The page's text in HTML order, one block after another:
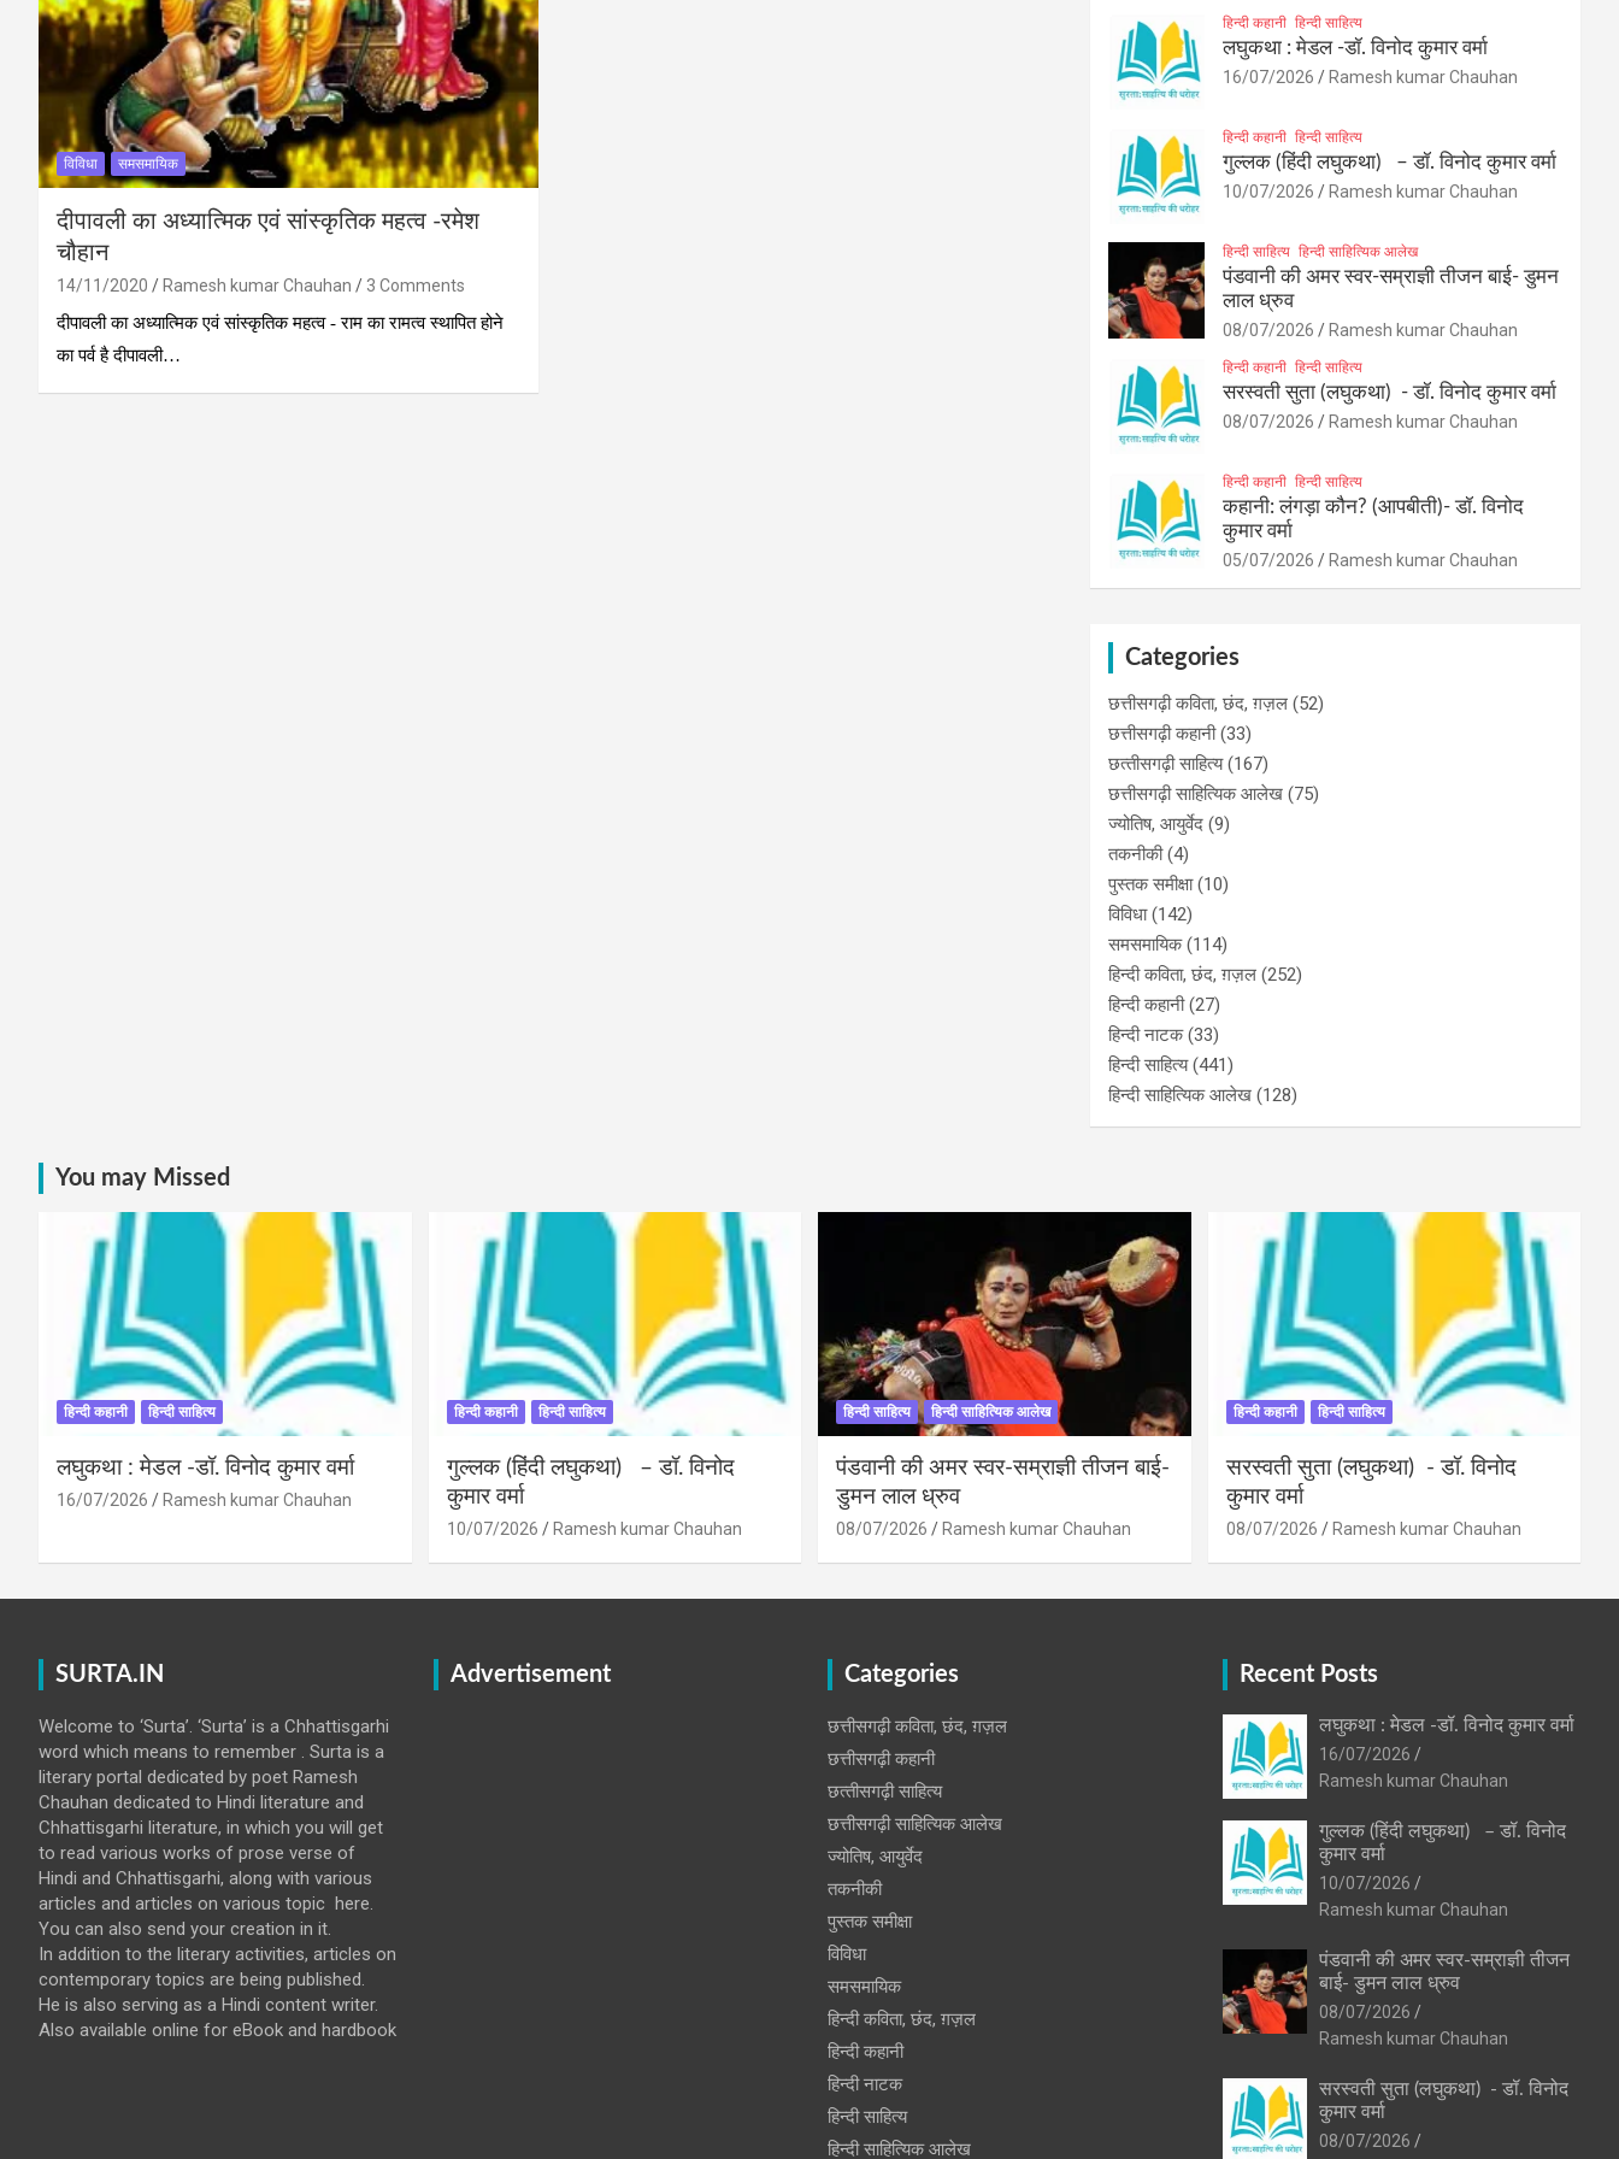
विविधा समसमायिक
दीपावली का अध्‍यात्मिक एवं सांस्‍कृतिक महत्‍व -रमेश
चौहान
14/11/2020 Ramesh kumar Chauhan
3 Comments
दीपावली का अध्‍यात्मिक एवं सांस्‍कृतिक महत्‍व - राम का रामत्‍व स्‍थापित होने
का पर्व है दीपावली…
हिन्दी कहानी हिन्दी साहित्य
लघुकथा : मेडल -डॉ. विनोद कुमार वर्मा
16/07/2026 Ramesh kumar Chauhan
हिन्दी कहानी हिन्दी साहित्य
गुल्लक (हिंदी लघुकथा) – डॉ. विनोद कुमार वर्मा
10/07/2026 Ramesh kumar Chauhan
हिन्दी साहित्य हिन्दी साहित्यिक आलेख
पंडवानी की अमर स्वर-सम्राज्ञी तीजन बाई- डुमन
लाल ध्रुव
08/07/2026 Ramesh kumar Chauhan
हिन्दी कहानी हिन्दी साहित्य
सरस्वती सुता (लघुकथा) ​- डॉ. विनोद कुमार वर्मा
08/07/2026 Ramesh kumar Chauhan
हिन्दी कहानी हिन्दी साहित्य
कहानी: लंगड़ा कौन? (आपबीती)​- डॉ. विनोद
कुमार वर्मा
05/07/2026 Ramesh kumar Chauhan
Categories
छत्तीसगढ़ी कविता, छंद, ग़ज़ल (52)
छत्तीसगढ़ी कहानी(33)
छत्‍तीसगढ़ी साहित्‍य(167)
छत्तीसगढ़ी साहित्यिक आलेख (75)
ज्योतिष, आयुर्वेद (9)
तकनीकी(4)
पुस्‍तक समीक्षा(10)
विविधा(142)
समसमायिक(114)
हिन्दी कविता, छंद, ग़ज़ल (252)
हिन्दी कहानी(27)
हिन्‍दी नाटक(33)
हिन्दी साहित्य(441)
हिन्दी साहित्यिक आलेख (128)
You may Missed
हिन्दी कहानी हिन्दी साहित्य
लघुकथा : मेडल -डॉ. विनोद कुमार वर्मा
16/07/2026 Ramesh kumar Chauhan
हिन्दी कहानी हिन्दी साहित्य
गुल्लक (हिंदी लघुकथा) – डॉ. विनोद
कुमार वर्मा
10/07/2026 Ramesh kumar Chauhan
हिन्दी साहित्य हिन्दी साहित्यिक आलेख
पंडवानी की अमर स्वर-सम्राज्ञी तीजन बाई-
डुमन लाल ध्रुव
08/07/2026 Ramesh kumar Chauhan
हिन्दी कहानी हिन्दी साहित्य
सरस्वती सुता (लघुकथा) ​- डॉ. विनोद
कुमार वर्मा
08/07/2026 Ramesh kumar Chauhan
SURTA.IN
Welcome to ‘Surta’. ‘Surta’ is a Chhattisgarhi
word which means to remember . Surta is a
literary portal dedicated by poet Ramesh
Chauhan dedicated to Hindi literature and
Chhattisgarhi literature, in which you will get
to read various works of prose verse of
Hindi and Chhattisgarhi, along with various
articles and articles on various topic here.
You can also send your creation in it.
In addition to the literary activities, articles on
contemporary topics are being published.
He is also serving as a Hindi content writer.
Also available online for eBook and hardbook
Advertisement Categories
छत्तीसगढ़ी कविता, छंद, ग़ज़ल
छत्तीसगढ़ी कहानी
छत्‍तीसगढ़ी साहित्‍य
छत्तीसगढ़ी साहित्यिक आलेख
ज्योतिष, आयुर्वेद
तकनीकी
पुस्‍तक समीक्षा
विविधा
समसमायिक
हिन्दी कविता, छंद, ग़ज़ल
हिन्दी कहानी
हिन्‍दी नाटक
हिन्दी साहित्य
हिन्दी साहित्यिक आलेख
Recent Posts
लघुकथा : मेडल -डॉ. विनोद कुमार वर्मा
16/07/2026
Ramesh kumar Chauhan
गुल्लक (हिंदी लघुकथा) – डॉ. विनोद
कुमार वर्मा
10/07/2026
Ramesh kumar Chauhan
पंडवानी की अमर स्वर-सम्राज्ञी तीजन
बाई- डुमन लाल ध्रुव
08/07/2026
Ramesh kumar Chauhan
सरस्वती सुता (लघुकथा) ​- डॉ. विनोद
कुमार वर्मा
08/07/2026